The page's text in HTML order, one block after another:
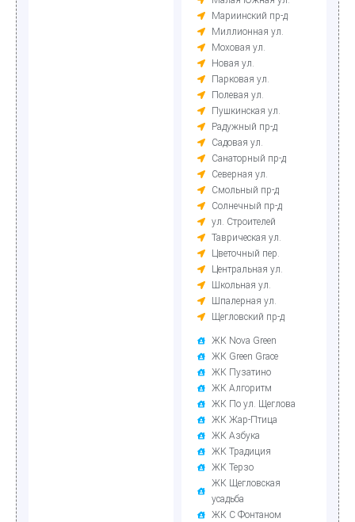
Мариинский пр-д
Миллионная ул.
Моховая ул.
Новая ул.
Парковая ул.
Полевая ул.
Пушкинская ул.
Радужный пр-д
Садовая ул.
Санаторный пр-д
Северная ул.
Смольный пр-д
Солнечный пр-д
ул. Строителей
Таврическая ул.
Цветочный пер.
Центральная ул.
Школьная ул.
Шпалерная ул.
Щегловский пр-д
ЖК Nova Green
ЖК Green Grace
ЖК Пузатино
ЖК Алгоритм
ЖК По ул. Щеглова
ЖК Жар-Птица
ЖК Азбука
ЖК Традиция
ЖК Терзо
ЖК Щегловская
усадьба
ЖК С Фонтаном